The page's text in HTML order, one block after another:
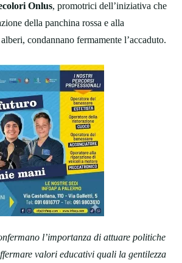
Onlus, promotrici dell’iniziativa che
della panchina rossa e alla
condannano fermamente l’accaduto.
l’importanza di attuare politiche
valori educativi quali la gentilezza